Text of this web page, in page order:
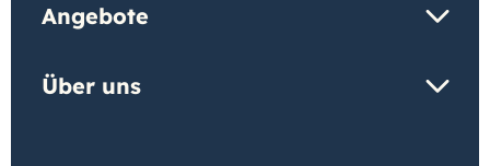
Angebote
Über uns